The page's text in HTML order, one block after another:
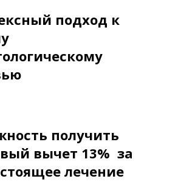
подход к
получить
вычет 13% за
лечение